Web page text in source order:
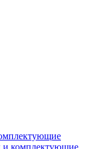
и комплектующие